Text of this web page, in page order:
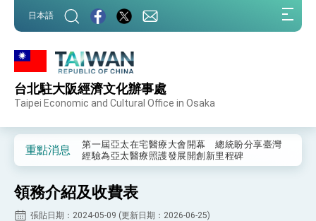
日本語
台北駐大阪經濟文化辦事處
Taipei Economic and Cultural Office in Osaka
重點消息
外交部重要言論
事處」，進一步深化台美交流合作
第一屆亞太在宅醫療大會開幕 總統盼分享臺灣
經驗為亞太醫療照護發展開創新里程碑
及「台灣智慧醫療與健康產業展」預告短片，向
世界展現台灣守護全球健康的創新能量
總統出訪史瓦帝尼返國談話 強調臺灣人有權利
走向世界 盼與理念相近國家共同維護國際秩序
領務介紹及收費表
張貼日期：2024-05-09 (更新日期：2026-06-25)